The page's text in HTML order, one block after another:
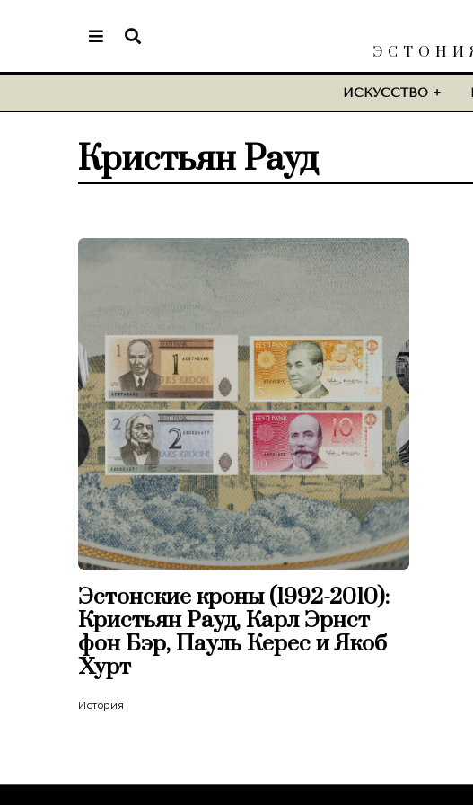
ИСКУССТВО
Кристьян Рауд
Эстонские кроны (1992-2010):
Кристьян Рауд, Карл Эрнст
фон Бэр, Пауль Керес и Якоб
Хурт
История